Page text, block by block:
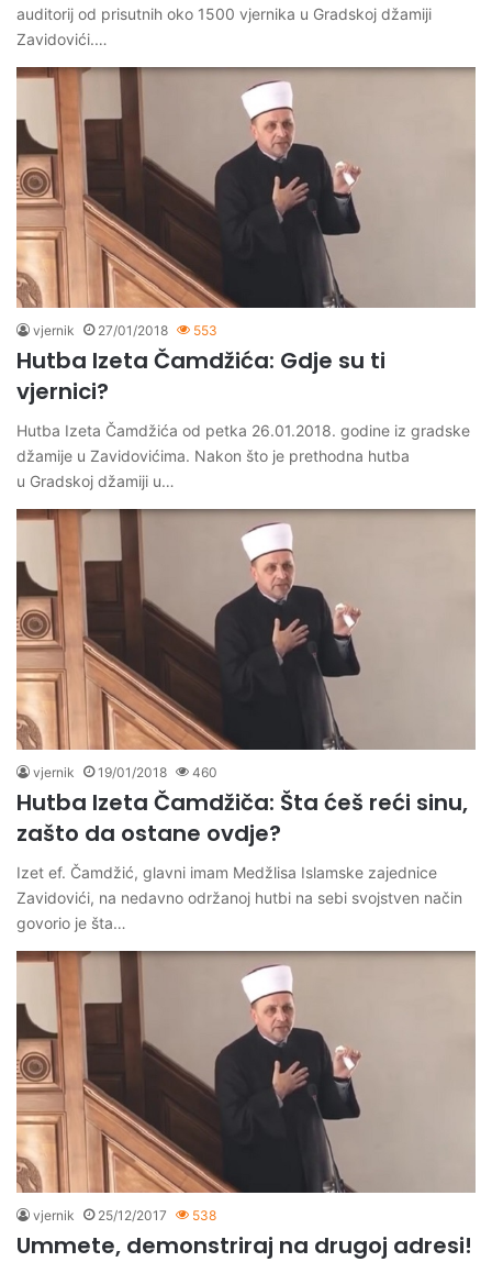
auditorij od prisutnih oko 1500 vjernika u Gradskoj džamiji
Zavidovići.…
vjernik 27/01/2018 553
Hutba Izeta Čamdžića: Gdje su ti
vjernici?
Hutba Izeta Čamdžića od petka 26.01.2018. godine iz gradske
džamije u Zavidovićima. Nakon što je prethodna hutba
u Gradskoj džamiji u…
vjernik 19/01/2018 460
Hutba Izeta Čamdžiča: Šta ćeš reći sinu,
zašto da ostane ovdje?
Izet ef. Čamdžić, glavni imam Medžlisa Islamske zajednice
Zavidovići, na nedavno održanoj hutbi na sebi svojstven način
govorio je šta…
vjernik 25/12/2017 538
Ummete, demonstriraj na drugoj adresi!